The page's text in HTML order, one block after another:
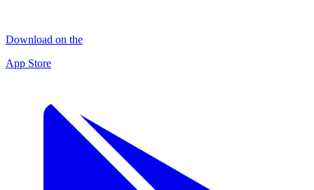
Download on the
App Store